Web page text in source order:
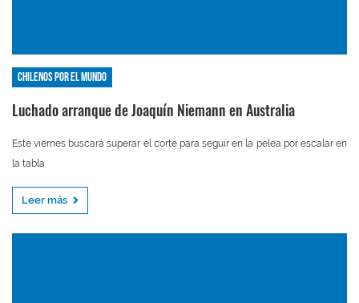
Chilenos por el mundo
Luchado arranque de Joaquín Niemann en Australia
Este viernes buscará superar el corte para seguir en la pelea por escalar en
la tabla
Leer más